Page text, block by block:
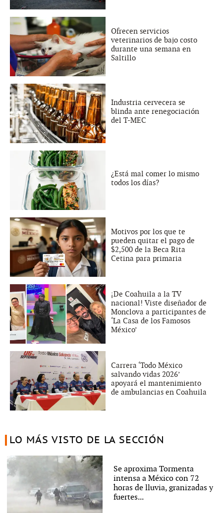
Ofrecen servicios
veterinarios de bajo costo
durante una semana en
Saltillo
Industria cervecera se
blinda ante renegociación
del T-MEC
¿Está mal comer lo mismo
todos los días?
Motivos por los que te
pueden quitar el pago de
$2,500 de la Beca Rita
Cetina para primaria
¡De Coahuila a la TV
nacional! Viste diseñador de
Monclova a participantes de
‘La Casa de los Famosos
México’
Carrera ‘Todo México
salvando vidas 2026’
apoyará el mantenimiento
de ambulancias en Coahuila
LO MÁS VISTO DE LA SECCIÓN
Se aproxima Tormenta
intensa a México con 72
horas de lluvia, granizadas y
fuertes...